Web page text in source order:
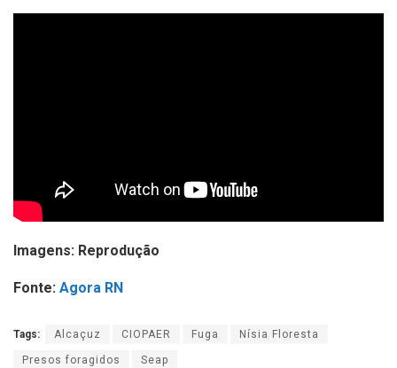
Imagens: Reprodução
Fonte: Agora RN
Tags: Alcaçuz CIOPAER Fuga Nísia Floresta
Presos foragidos Seap